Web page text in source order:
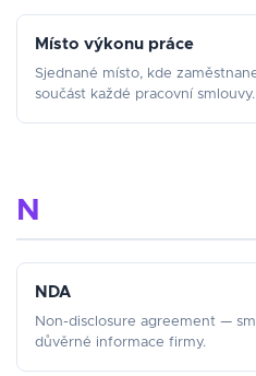
Místo výkonu práce
Sjednané místo, kde
součást každé pracovní smlouvy.
N
NDA
Non-disclosure agreement —
důvěrné informace firmy.